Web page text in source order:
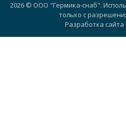
2026 © ООО "Гермика-снаб".
только с
Разработка сайта